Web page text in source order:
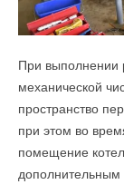
При выполнении
механической
пространство
при этом во
помещение
дополнительным
В этой теме еще
Добавить
Ваше имя *